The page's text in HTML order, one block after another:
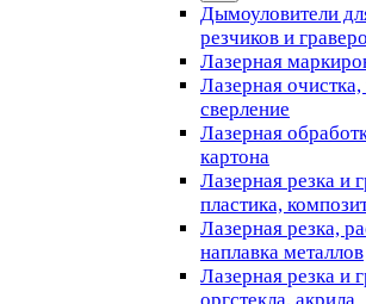
Дымоуловители
резчиков и
Лазерная
Лазерная
сверление
Лазерная
картона
Лазерная резка и
пластика,
Лазерная резка,
наплавка металлов
Лазерная резка и
оргстекла, акрила